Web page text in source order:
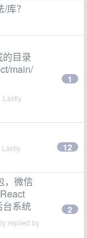
库？
目录
main/
Lastly
1
Lastly
12
，微信
台系统
replied by
2